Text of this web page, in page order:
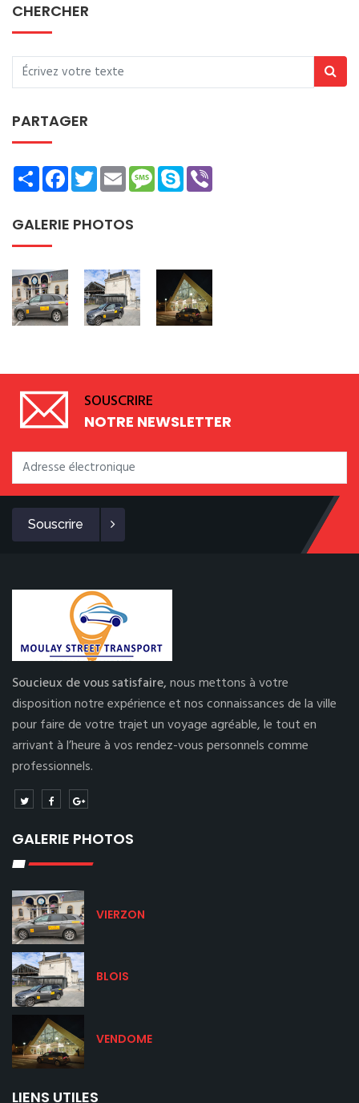
CHERCHER
PARTAGER
ShareFacebookTwitterEmailMessage
Skype
GALERIE PHOTOS
SOUSCRIRE
NOTRE NEWSLETTER
Souscrire
Soucieux de vous satisfaire,nous mettons à votre
disposition notre expérience et nos connaissances de la ville
pour faire de votre trajet un voyage agréable, le tout en
arrivant à l’heure à vos rendez-vous personnels comme
professionnels.
GALERIE PHOTOS
VIERZON
BLOIS
VENDOME
LIENS UTILES